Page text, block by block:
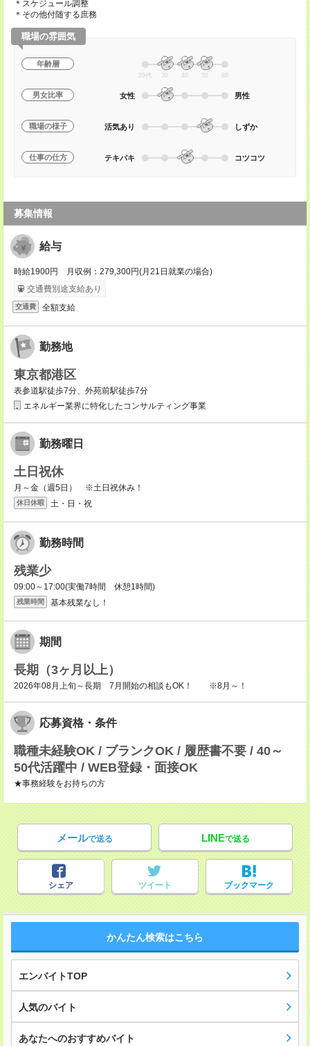
＊スケジュール調整
＊その他付随する庶務
職場の雰囲気
年齢層
20代 30 40 50 60
男女比率 女性 男性
職場の様子 活気あり しずか
仕事の仕方 テキパキ コツコツ
募集情報
給与
時給1900円 月収例：279,300円(月21日就業の場合)
交通費別途支給あり
交通費 全額支給
勤務地
東京都港区
表参道駅徒歩7分、外苑前駅徒歩7分
エネルギー業界に特化したコンサルティング事業
勤務曜日
土日祝休
月～金（週5日） ※土日祝休み！
休日休暇 土・日・祝
勤務時間
残業少
09:00～17:00(実働7時間 休憩1時間)
残業時間 基本残業なし！
期間
長期（3ヶ月以上）
2026年08月上旬～長期 7月開始の相談もOK！ ※8月～！
応募資格・条件
職種未経験OK / ブランクOK / 履歴書不要 / 40～
50代活躍中 / WEB登録・面接OK
★事務経験をお持ちの方
メールで送る LINEで送る
シェア ツイート ブックマーク
かんたん検索はこちら
エンバイトTOP
人気のバイト
あなたへのおすすめバイト